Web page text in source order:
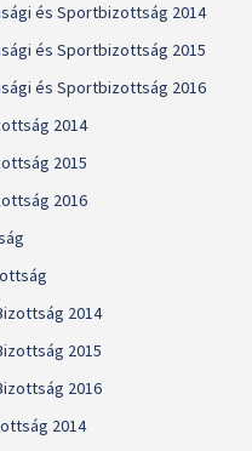
és Sportbizottság 2014
és Sportbizottság 2015
és Sportbizottság 2016
2014
2015
2016
2014
2015
2016
2014